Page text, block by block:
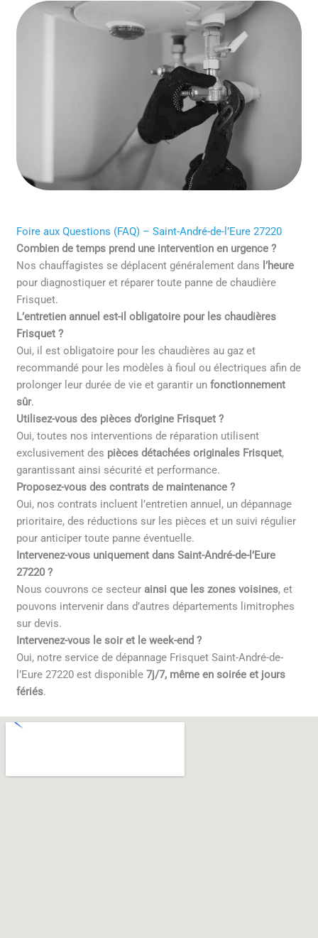
Foire aux Questions (FAQ) – Saint-André-de-l’Eure 27220
Combien de temps prend une intervention en urgence ?
Nos chauffagistes se déplacent généralement dans l’heure
pour diagnostiquer et réparer toute panne de chaudière
Frisquet.
L’entretien annuel est-il obligatoire pour les chaudières
Frisquet ?
Oui, il est obligatoire pour les chaudières au gaz et
recommandé pour les modèles à fioul ou électriques afin de
prolonger leur durée de vie et garantir unfonctionnement
sûr.
Utilisez-vous des pièces d’origine Frisquet ?
Oui, toutes nos interventions de réparation utilisent
exclusivement des pièces détachées originales Frisquet,
garantissant ainsi sécurité et performance.
Proposez-vous des contrats de maintenance ?
Oui, nos contrats incluent l’entretien annuel, un dépannage
prioritaire, des réductions sur les pièces et un suivi régulier
pour anticiper toute panne éventuelle.
Intervenez-vous uniquement dans Saint-André-de-l’Eure
27220 ?
Nous couvrons ce secteur ainsi que les zones voisines, et
pouvons intervenir dans d’autres départements limitrophes
sur devis.
Intervenez-vous le soir et le week-end ?
Oui, notre service de dépannage Frisquet Saint-André-de-
l’Eure 27220 est disponible7j/7, même en soirée et jours
fériés.